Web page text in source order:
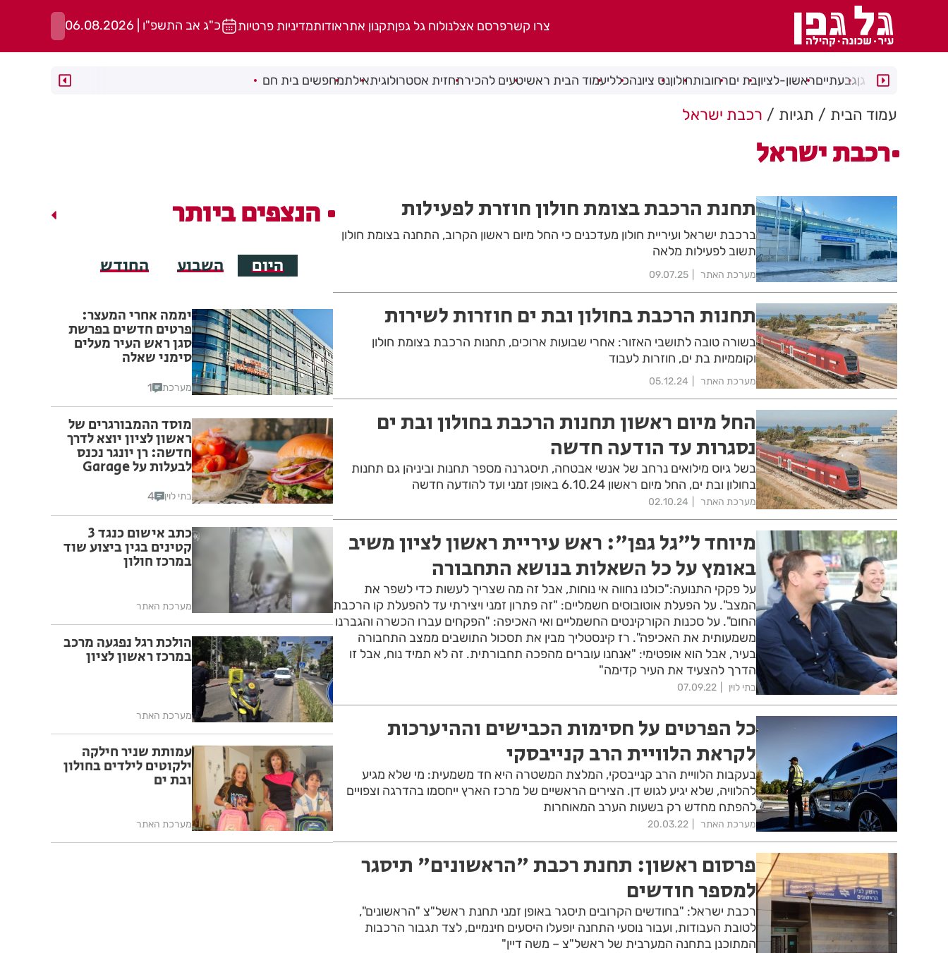
צרו קשרפרסם אצלנולוח גל גפןתקנון אתראודותמדיניות פרטיות כ"ג אב התשפ"ו | 06.08.2026
רמת גןגבעתייםראשון-לציוןבת יםרחובותחולוןנס ציונהכלליעמוד הבית ראשיטעים להכירתחזית אסטרולוגיתאילתמחפשים בית חם
עמוד הבית תגיות רכבת ישראל
רכבת ישראל
תחנת הרכבת בצומת חולון חוזרת לפעילות
ברכבת ישראל ועיריית חולון מעדכנים כי החל מיום ראשון הקרוב, התחנה בצומת חולון
תשוב לפעילות מלאה
מערכת האתר 09.07.25
תחנות הרכבת בחולון ובת ים חוזרות לשירות
בשורה טובה לתושבי האזור: אחרי שבועות ארוכים, תחנות הרכבת בצומת חולון
וקוממיות בת ים, חוזרות לעבוד
מערכת האתר 05.12.24
החל מיום ראשון תחנות הרכבת בחולון ובת ים
נסגרות עד הודעה חדשה
בשל גיוס מילואים נרחב של אנשי אבטחה, תיסגרנה מספר תחנות וביניהן גם תחנות
בחולון ובת ים, החל מיום ראשון 6.10.24 באופן זמני ועד להודעה חדשה
מערכת האתר 02.10.24
מיוחד ל"גל גפן": ראש עיריית ראשון לציון משיב
באומץ על כל השאלות בנושא התחבורה
על פקקי התנועה:"כולנו נחווה אי נוחות, אבל זה מה שצריך לעשות כדי לשפר את
המצב". על הפעלת אוטובוסים חשמליים: "זה פתרון זמני ויצירתי עד להפעלת קו הרכבת
החום". על סכנות הקורקינטים החשמליים ואי האכיפה: "הפקחים עברו הכשרה והגברנו
משמעותית את האכיפה". רז קינסטליך מבין את תסכול התושבים ממצב התחבורה
בעיר, אבל הוא אופטימי: "אנחנו עוברים מהפכה תחבורתית. זה לא תמיד נוח, אבל זו
הדרך להצעיד את העיר קדימה"
בתי לוין 07.09.22
כל הפרטים על חסימות הכבישים וההיערכות
לקראת הלוויית הרב קנייבסקי
בעקבות הלוויית הרב קנייבסקי, המלצת המשטרה היא חד משמעית: מי שלא מגיע
להלוויה, שלא יגיע לגוש דן. הצירים הראשיים של מרכז הארץ ייחסמו בהדרגה וצפויים
להפתח מחדש רק בשעות הערב המאוחרות
מערכת האתר 20.03.22
פרסום ראשון: תחנת רכבת "הראשונים" תיסגר
למספר חודשים
רכבת ישראל: "בחודשים הקרובים תיסגר באופן זמני תחנת ראשל"צ "הראשונים",
לטובת העבודות, ועבור נוסעי התחנה יופעלו היסעים חינמיים, לצד תגבור הרכבות
המתוכנן בתחנה המערבית של ראשל"צ – משה דיין"
הנצפים ביותר
היום השבוע החודש
יממה אחרי המעצר:
פרטים חדשים בפרשת
סגן ראש העיר מעלים
סימני שאלה
מערכת 1
מוסד ההמבורגרים של
ראשון לציון יוצא לדרך
חדשה: רן יונגר נכנס
לבעלות על Garage
בתי לוין 4
כתב אישום כנגד 3
קטינים בגין ביצוע שוד
במרכז חולון
מערכת האתר
הולכת רגל נפגעה מרכב
במרכז ראשון לציון
מערכת האתר
עמותת שניר חילקה
ילקוטים לילדים בחולון
ובת ים
מערכת האתר